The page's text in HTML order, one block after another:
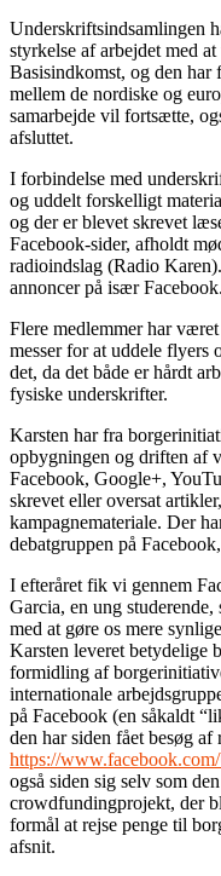
Underskriftsindsamlingen
styrkelse af arbejdet med
Basisindkomst, og den
mellem de nordiske og
samarbejde vil fortsætte,
afsluttet.
I forbindelse med
og uddelt forskelligt
og der er blevet skrevet
Facebook-sider, afholdt
radioindslag (Radio
annoncer på især Facebook.
Flere medlemmer har
messer for at uddele flyers
det, da det både er hårdt
fysiske underskrifter.
Karsten har fra
opbygningen og driften af
Facebook, Google+,
skrevet eller oversat
kampagnemateriale. Der
debatgruppen på
I efteråret fik vi gennem
Garcia, en ung
med at gøre os mere
Karsten leveret betydelige
formidling af
internationale
på Facebook (en såkaldt
den har siden fået besøg af
https://
også siden sig selv som
crowdfundingprojekt, der
formål at rejse penge til
afsnit.